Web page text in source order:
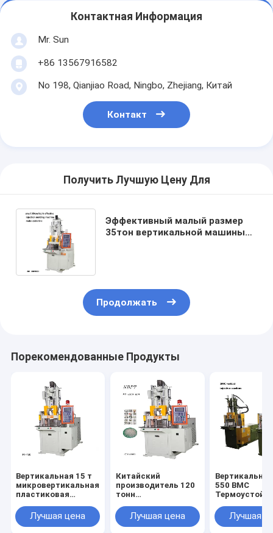
Контактная Информация
Mr. Sun
+86 13567916582
No 198, Qianjiao Road, Ningbo, Zhejiang, Китай
Контакт
Получить Лучшую Цену Для
Эффективный малый размер
35тон вертикальной машины
Продолжать
Порекомендованные Продукты
Вертикальная 15 т
микровертикальная
пластиковая
литьяЛучшая цена
Китайский
производитель 120
тонн
вертикальной
четырехколонной
Лучшая цена
550 BMC
пластиковая
бакелитная
Лучшая